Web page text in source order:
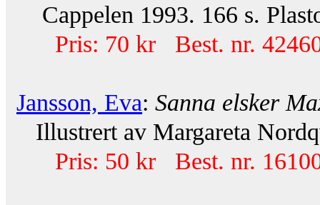
Cappelen 1993. 166 s.
Pris: 70 kr Best. nr.
Jansson, Eva: Sanna elsker
Illustrert av Margareta
Pris: 50 kr Best. nr.